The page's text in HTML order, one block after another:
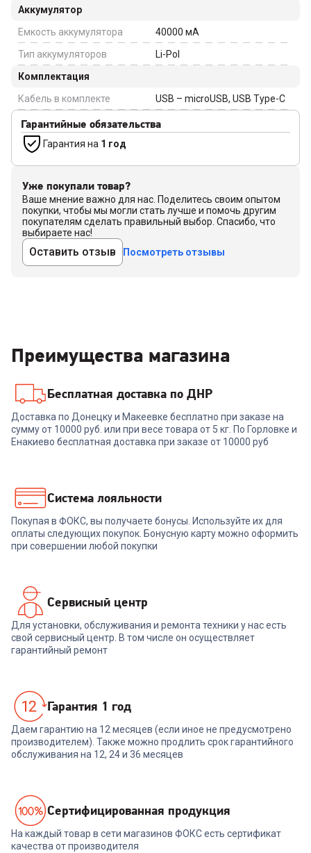
Аккумулятор
Емкость аккумулятора
40000 мА
Тип аккумуляторов
Li-Pol
Комплектация
Кабель в комплекте
USB – microUSB, USB Type-C
Гарантийные обязательства
Гарантия на 1 год
Уже покупали товар?
Ваше мнение важно для нас. Поделитесь своим опытом
покупки, чтобы мы могли стать лучше и помочь другим
покупателям сделать правильный выбор. Спасибо, что
выбираете нас!
Оставить отзыв Посмотреть отзывы
Преимущества магазина
Бесплатная доставка по ДНР
Доставка по Донецку и Макеевке бесплатно при заказе на
сумму от 10000 руб. или при весе товара от 5 кг. По Горловке и
Енакиево бесплатная доставка при заказе от 10000 руб
Система лояльности
Покупая в ФОКС, вы получаете бонусы. Используйте их для
оплаты следующих покупок. Бонусную карту можно оформить
при совершении любой покупки
Сервисный центр
Для установки, обслуживания и ремонта техники у нас есть
свой сервисный центр. В том числе он осуществляет
гарантийный ремонт
Гарантия 1 год
Даем гарантию на 12 месяцев (если иное не предусмотрено
производителем). Также можно продлить срок гарантийного
обслуживания на 12, 24 и 36 месяцев
Cертифицированная продукция
На каждый товар в сети магазинов ФОКС есть сертификат
качества от производителя